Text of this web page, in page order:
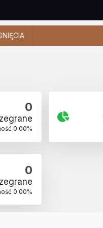
0
0.00%
0
0.00%